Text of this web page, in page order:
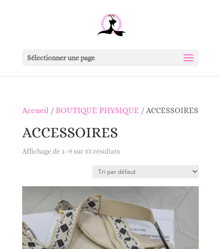
Sélectionner une page
Accueil / BOUTIQUE PHYSIQUE / ACCESSOIRES
ACCESSOIRES
Affichage de 1–9 sur 53 résultats